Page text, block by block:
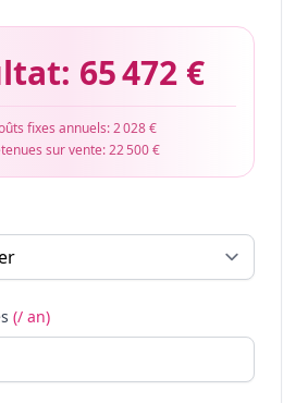
65 472 €
fixes annuels:2 028 €
sur vente:22 500 €
(/ an)